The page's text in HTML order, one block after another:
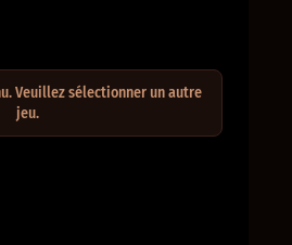
Veuillez sélectionner un autre
jeu.